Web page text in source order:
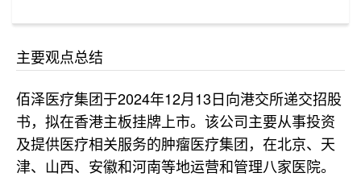
主要观点总结
佰泽医疗集团于2024年12月13日向港交所递交招股
书，拟在香港主板挂牌上市。该公司主要从事投资
及提供医疗相关服务的肿瘤医疗集团，在北京、天
津、山西、安徽和河南等地运营和管理八家医院。